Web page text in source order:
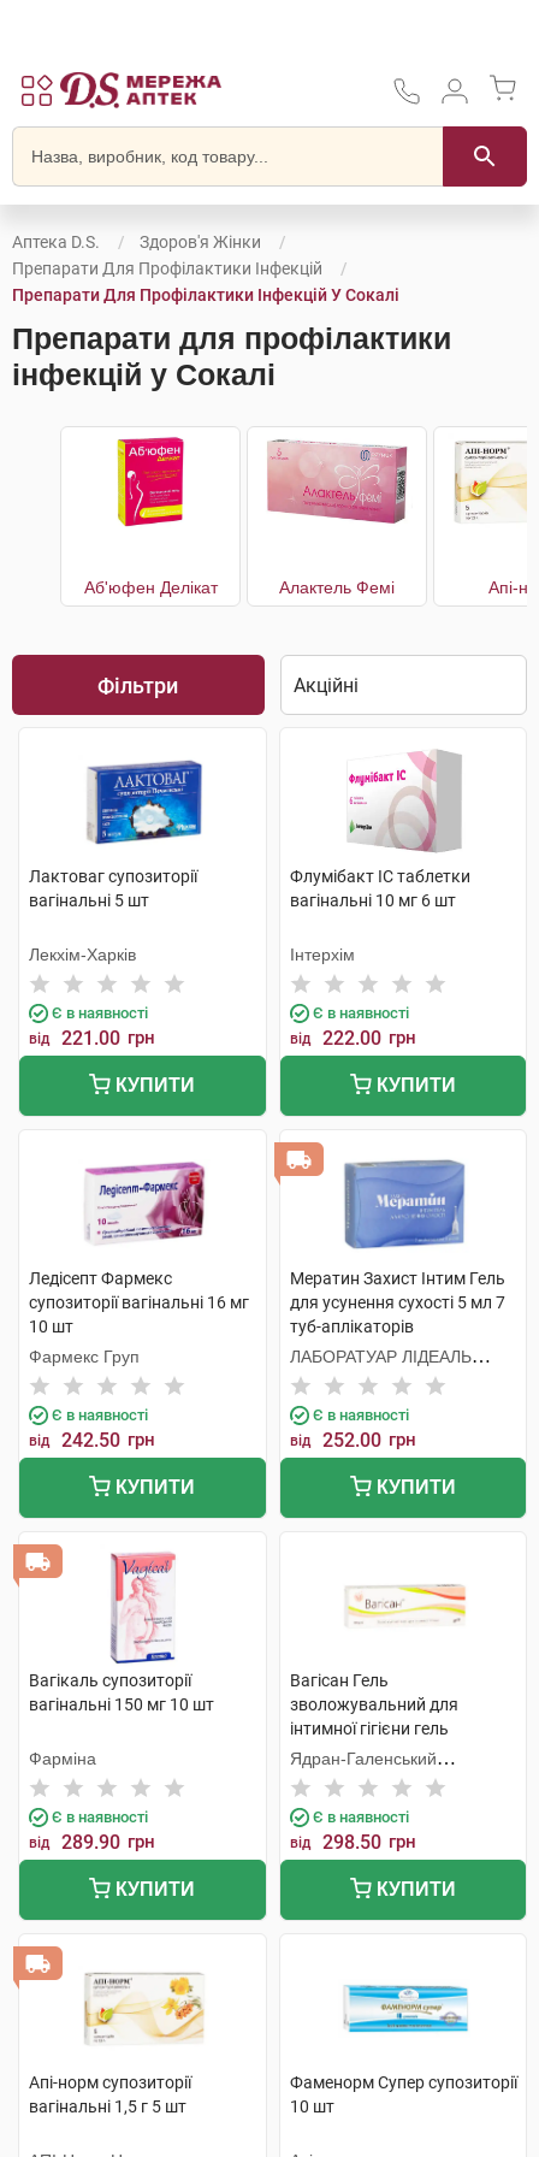
Аптека D.S.
Здоров'я Жінки
Препарати Для Профілактики Інфекцій
Препарати Для Профілактики Інфекцій У Сокалі
Препарати для профілактики
інфекцій у Сокалі
Аб'юфен Делікат Алактель Фемі Апі-
Фільтри
Лактоваг супозиторії
вагінальні 5 шт
Лекхім-Харків
Є в наявності
від 221.00 грн
КУПИТИ
Флумібакт IC таблетки
вагінальні 10 мг 6 шт
Інтерхім
Є в наявності
від 222.00 грн
КУПИТИ
Ледісепт Фармекс
супозиторії вагінальні 16 мг
10 шт
Фармекс Груп
Є в наявності
від 242.50 грн
КУПИТИ
Мератин Захист Інтим Гель
для усунення сухості 5 мл 7
туб-аплікаторів
ЛАБОРАТУАР ЛІДЕАЛЬ
Парізьєн Сп. з о.о.
Є в наявності
від 252.00 грн
КУПИТИ
Вагікаль супозиторії
вагінальні 150 мг 10 шт
Фарміна
Є в наявності
від 289.90 грн
КУПИТИ
Вагісан Гель
зволожувальний для
інтимної гігієни гель
вагінальний 50 г 1 туба
Ядран-Галенський
Лабораторій
Є в наявності
від 298.50 грн
КУПИТИ
Апі-норм супозиторії
вагінальні 1,5 г 5 шт
Фаменорм Супер супозиторії
10 шт